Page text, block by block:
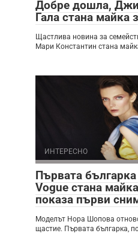
Добре дошла,
Гала стана майка
Щастлива новина за
Мари Константин стана
ИНТЕРЕСНО
Първата
Vogue стана
показа първи
Моделът Нора Шопова
щастие. Първата българка,